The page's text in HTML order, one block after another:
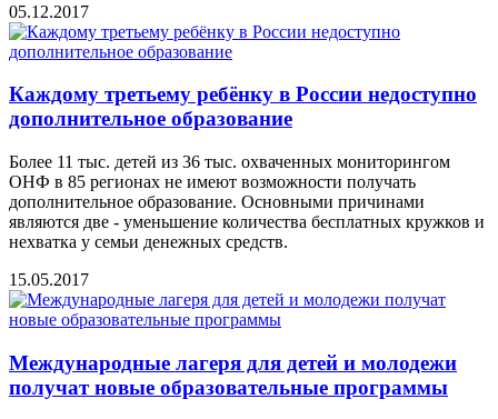
05.12.2017
Каждому третьему ребёнку в России недоступно
дополнительное образование
Более 11 тыс. детей из 36 тыс. охваченных мониторингом
ОНФ в 85 регионах не имеют возможности получать
дополнительное образование. Основными причинами
являются две - уменьшение количества бесплатных кружков и
нехватка у семьи денежных средств.
15.05.2017
Международные лагеря для детей и молодежи
получат новые образовательные программы